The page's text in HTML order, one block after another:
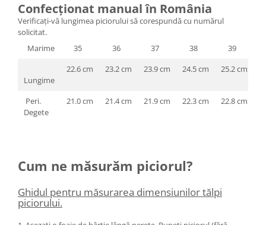
Confecționat manual în România
Verificați-vă lungimea piciorului să corespundă cu numărul
solicitat.
Marime
35 36 37 38 39
Lungime
22.6 cm 23.2 cm 23.9 cm 24.5 cm 25.2 cm
Peri.
Degete
21.0 cm 21.4 cm 21.9 cm 22.3 cm 22.8 cm
Cum ne măsurăm piciorul?
Ghidul pentru măsurarea dimensiunilor tălpi
piciorului.